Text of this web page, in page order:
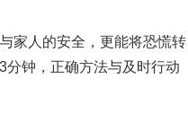
人的安全，更能将恐慌转
分钟，正确方法与及时行动